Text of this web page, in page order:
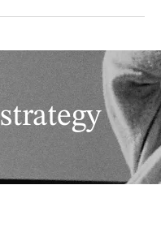
strategy